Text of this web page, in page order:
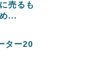
売るも
...
ター20